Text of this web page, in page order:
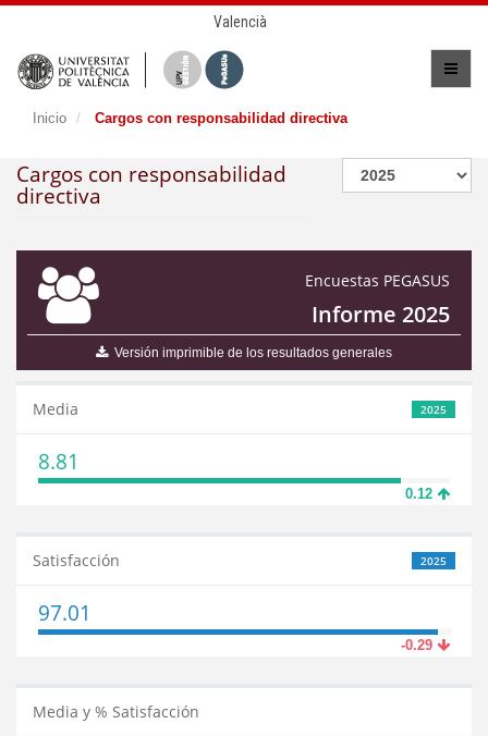
Valencià
Inicio Cargos con responsabilidad directiva
Cargos con responsabilidad
directiva
Encuestas PEGASUS
Informe 2025
Versión imprimible de los resultados generales
2025
Media
8.81
0.12
2025
Satisfacción
97.01
-0.29
Media y % Satisfacción